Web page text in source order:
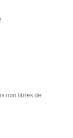
non libres de